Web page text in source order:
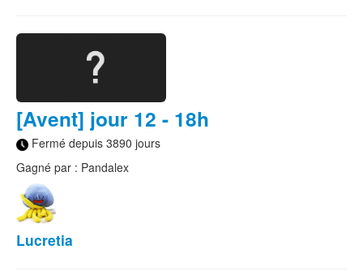
[Avent] jour 12 - 18h
Fermé depuis 3890 jours
Gagné par : Pandalex
Lucretia